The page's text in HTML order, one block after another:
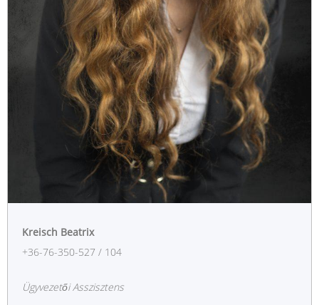
Kreisch Beatrix
+36-76-350-527 / 104
Ügyvezetői Asszisztens